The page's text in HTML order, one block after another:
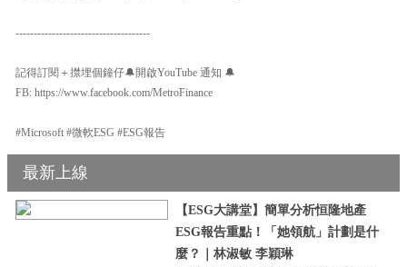
-------------------------------------
記得訂閱＋㩒埋個鐘仔🔔開啟YouTube 通知 🔔
FB: https://www.facebook.com/MetroFinance
#Microsoft #微軟ESG #ESG報告
最新上線
【ESG大講堂】簡單分析恒隆地產
ESG報告重點！「她領航」計劃是什
麼？｜林淑敏 李穎琳